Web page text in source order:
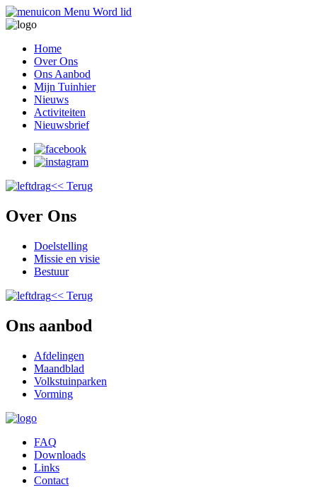
Menu Word lid
Home
Over Ons
Ons Aanbod
Mijn Tuinhier
Nieuws
Activiteiten
Nieuwsbrief
<< Terug
Over Ons
Doelstelling
Missie en visie
Bestuur
<< Terug
Ons aanbod
Afdelingen
Maandblad
Volkstuinparken
Vorming
FAQ
Downloads
Links
Contact